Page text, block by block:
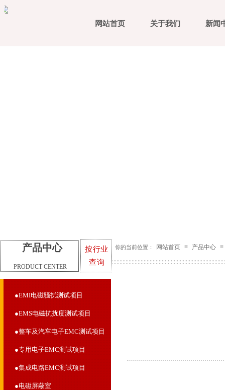
网站首页 关于我们 新闻
产品中心 按行业
查询
网站首页 ≡ 产品中心 ≡
你的当前位置：
PRODUCT CENTER
●EMI电磁骚扰测试项目
●EMS电磁抗扰度测试项目
●整车及汽车电子EMC测试项目
●专用电子EMC测试项目
●集成电路EMC测试项目
●电磁屏蔽室